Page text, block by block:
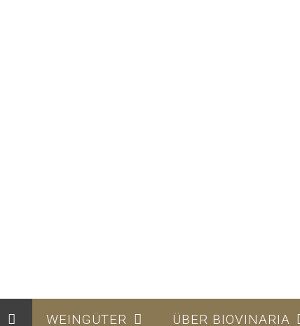
WEINGÜTER ÜBER BIOVINARIA